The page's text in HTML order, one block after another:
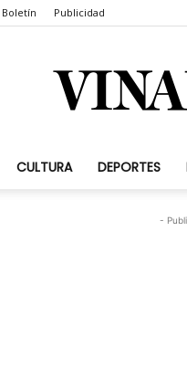
Boletín Publicidad
CULTURA DEPORTES
-